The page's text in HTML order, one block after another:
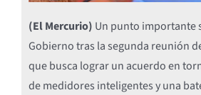
(El Mercurio) Un punto importante
Gobierno tras la segunda reunión
que busca lograr un acuerdo en
de medidores inteligentes y una